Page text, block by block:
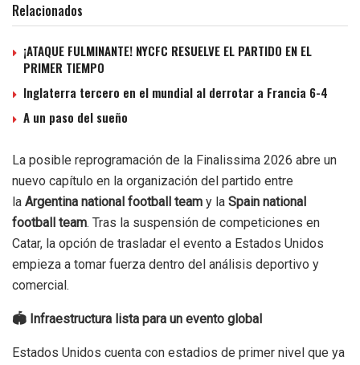
Relacionados
¡ATAQUE FULMINANTE! NYCFC RESUELVE EL PARTIDO EN EL
PRIMER TIEMPO
Inglaterra tercero en el mundial al derrotar a Francia 6-4
A un paso del sueño
La posible reprogramación de la Finalissima 2026 abre un
nuevo capítulo en la organización del partido entre
la Argentina national football team y la Spain national
football team. Tras la suspensión de competiciones en
Catar, la opción de trasladar el evento a Estados Unidos
empieza a tomar fuerza dentro del análisis deportivo y
comercial.
🏟 Infraestructura lista para un evento global
Estados Unidos cuenta con estadios de primer nivel que ya